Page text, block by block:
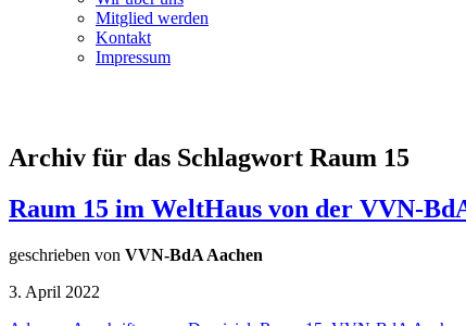
Mitglied werden
Kontakt
Impressum
Archiv für das Schlagwort Raum 15
Raum 15 im WeltHaus von der VVN-
geschrieben von VVN-BdA Aachen
3. April 2022